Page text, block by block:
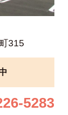
315
5283